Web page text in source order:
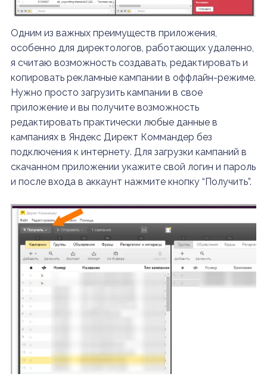
Одним из важных преимуществ приложения,
особенно для директологов, работающих удаленно,
я считаю возможность создавать, редактировать и
копировать рекламные кампании в оффлайн-режиме.
Нужно просто загрузить кампании в свое
приложение и вы получите возможность
редактировать практически любые данные в
кампаниях в Яндекс Директ Коммандер без
подключения к интернету. Для загрузки кампаний в
скачанном приложении укажите свой логин и пароль
и после входа в аккаунт нажмите кнопку “Получить”.